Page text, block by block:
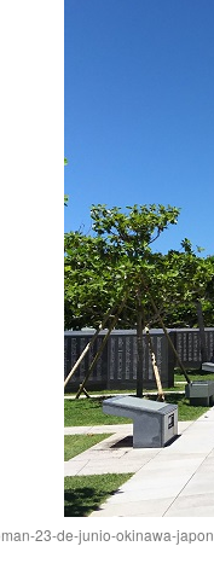
23-de-junio-okinawa-japon